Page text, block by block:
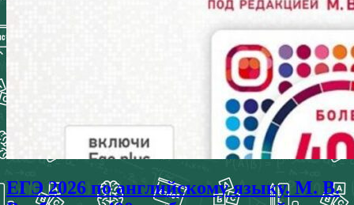
ЕГЭ 2026 по английскому языку. М. В.